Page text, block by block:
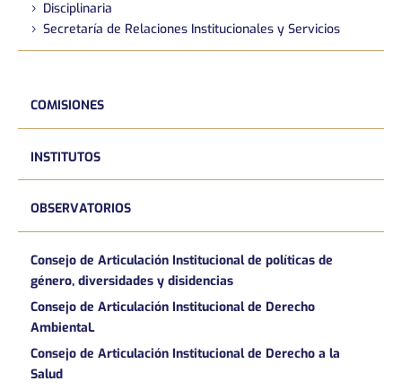
Disciplinaria
Secretaría de Relaciones Institucionales y Servicios
COMISIONES
INSTITUTOS
OBSERVATORIOS
Consejo de Articulación Institucional de políticas de
género, diversidades y disidencias
Consejo de Articulación Institucional de Derecho
AmbientaL
Consejo de Articulación Institucional de Derecho a la
Salud